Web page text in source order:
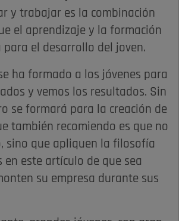
y trabajar es la combinación
el aprendizaje y la formación
para el desarrollo del joven.
ha formado a los jóvenes para
y vemos los resultados. Sin
se formará para la creación de
también recomiendo es que no
sino que apliquen la filosofía
en este artículo de que sea
su empresa durante sus